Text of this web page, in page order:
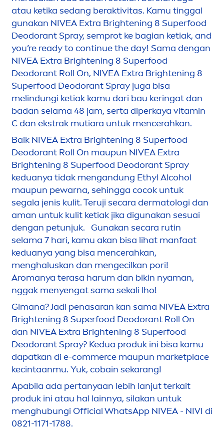
atau ketika sedang beraktivitas. Kamu tinggal
gunakan NIVEA Extra Brightening 8 Superfood
Deodorant Spray, semprot ke bagian ketiak, and
you’re ready to continue the day! Sama dengan
NIVEA Extra Brightening 8 Superfood
Deodorant Roll On, NIVEA Extra Brightening 8
Superfood Deodorant Spray juga bisa
melindungi ketiak kamu dari bau keringat dan
badan selama 48 jam, serta diperkaya vitamin
C dan ekstrak mutiara untuk mencerahkan.
Baik NIVEA Extra Brightening 8 Superfood
Deodorant Roll On maupun NIVEA Extra
Brightening 8 Superfood Deodorant Spray
keduanya tidak mengandung Ethyl Alcohol
maupun pewarna, sehingga cocok untuk
segala jenis kulit. Teruji secara dermatologi dan
aman untuk kulit ketiak jika digunakan sesuai
dengan petunjuk. Gunakan secara rutin
selama 7 hari, kamu akan bisa lihat manfaat
keduanya yang bisa mencerahkan,
menghaluskan dan mengecilkan pori!
Aromanya terasa harum dan bikin nyaman,
nggak menyengat sama sekali lho!
Gimana? Jadi penasaran kan sama NIVEA Extra
Brightening 8 Superfood Deodorant Roll On
dan NIVEA Extra Brightening 8 Superfood
Deodorant Spray? Kedua produk ini bisa kamu
dapatkan di e-commerce maupun marketplace
kecintaanmu. Yuk, cobain sekarang!
Apabila ada pertanyaan lebih lanjut terkait
produk ini atau hal lainnya, silakan untuk
menghubungi Official WhatsApp NIVEA - NIVI di
0821-1171-1788.